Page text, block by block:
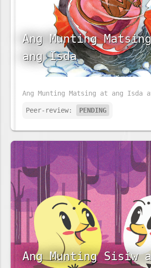
Ang Munting
ang Isda
Peer-review: PENDING
Ang Munting Sisiw